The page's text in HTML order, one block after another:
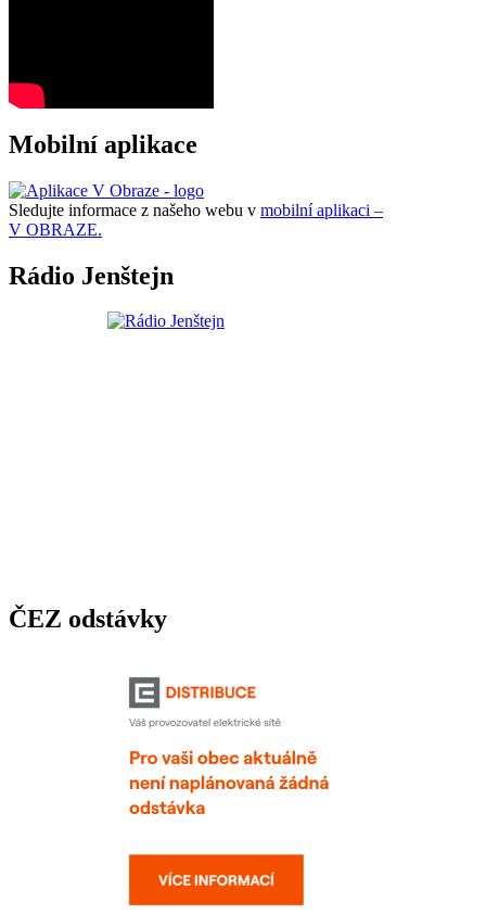
Mobilní aplikace
Sledujte informace z našeho webu v mobilní aplikaci –
V OBRAZE.
Rádio Jenštejn
ČEZ odstávky